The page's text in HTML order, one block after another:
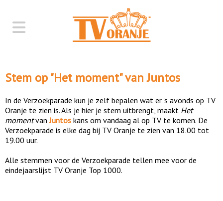
Stem op "Het moment" vanJuntos
In de Verzoekparade kun je zelf bepalen wat er 's avonds op TV
Oranje te zien is. Als je hier je stem uitbrengt, maakt Het
momentvanJuntos kans om vandaag al op TV te komen. De
Verzoekparade is elke dag bij TV Oranje te zien van 18.00 tot
19.00 uur.
Alle stemmen voor de Verzoekparade tellen mee voor de
eindejaarslijst TV Oranje Top 1000.